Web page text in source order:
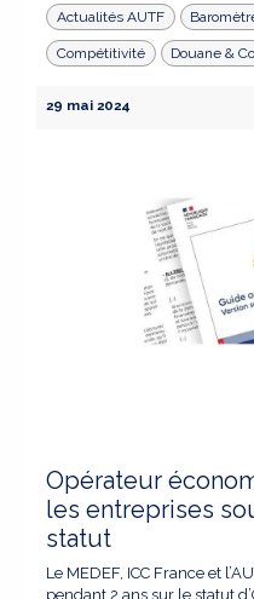
Actualités AUTF
Compétitivité Douane &
29 mai 2024
Opérateur
les entreprises
statut
Le MEDEF, ICC France et
pendant 2 ans sur le statut